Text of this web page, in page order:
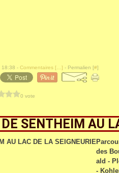
18:38 - Commentaires [… ] - Permalien [#]
0 vote
DE SENTHEIM AU
des
ald -
-